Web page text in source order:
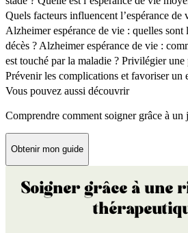
Quels facteurs influencent l’espérance de
Alzheimer espérance de vie : quelles sont
décès ? Alzheimer espérance de vie :
est touché par la maladie ? Privilégier une
Prévenir les complications et favoriser un
Vous pouvez aussi découvrir
Comprendre comment soigner grâce à un
Obtenir mon guide
Soigner grâce à une